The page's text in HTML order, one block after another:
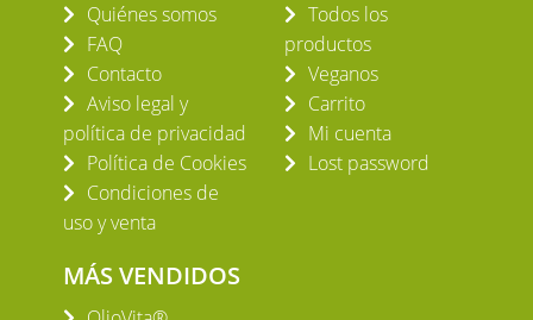
Quiénes somos
FAQ
Contacto
Aviso legal y
política de privacidad
Política de Cookies
Condiciones de
uso y venta
Todos los
productos
Veganos
Carrito
Mi cuenta
Lost password
MÁS VENDIDOS